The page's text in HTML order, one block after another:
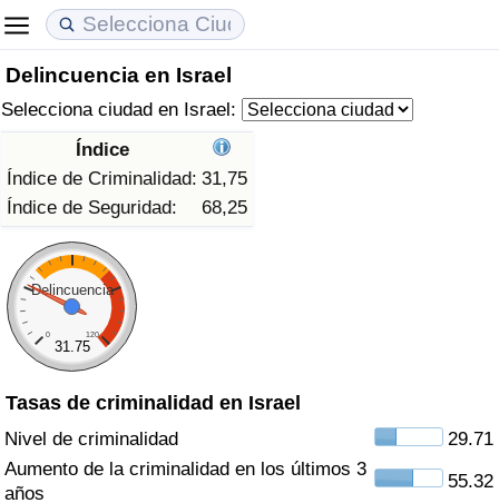
Delincuencia en Israel
Selecciona ciudad en Israel:
Índice
Índice de Criminalidad: 31,75
Índice de Seguridad:
68,25
Delincuencia
0 120
31.75
Tasas de criminalidad en Israel
Nivel de criminalidad
29.71
Aumento de la criminalidad en los últimos 3
años
55.32
Coste de vida
Índice de Costo de Vida (Actual)
Índice de Costo de Vida
Índice de costo de vida por país
en aqaba
Precios de las propiedades
Índice de Precios de Inmuebles (Actual)
Índice de Precios de Inmuebles
Índice de Precios de Inmuebles por País
Calidad de Vida
Índice de Calidad de Vida
Índice de Calidad de Vida (Actual)
Índice de calidad de vida por país
Delincuencia
Calificación del Índice de Criminalidad
(Actual)
Índice de Criminalidad